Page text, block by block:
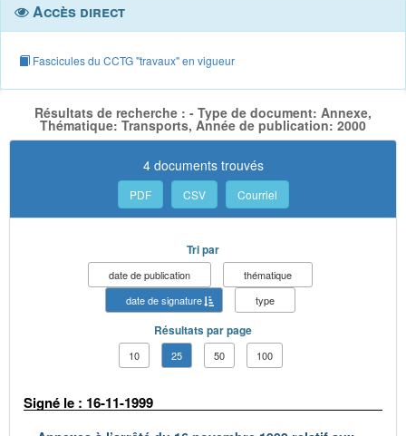
Accès direct
Fascicules du CCTG "travaux" en vigueur
Résultats de recherche : - Type de document: Annexe,
Thématique: Transports, Année de publication: 2000
4 documents trouvés
PDF CSV Courriel
Tri par
date de publication
thématique
date de signature
type
Résultats par page
10 25 50 100
Signé le : 16-11-1999